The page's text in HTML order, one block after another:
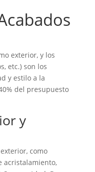
exterior, y los
etc.) son los
y estilo a la
del presupuesto
y
como
acristalamiento,